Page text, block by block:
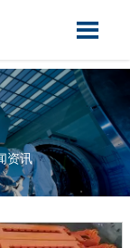

资讯